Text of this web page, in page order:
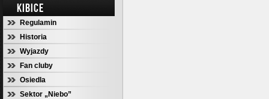
KIBICE
Regulamin
Historia
Wyjazdy
Fan cluby
Osiedla
Sektor „Niebo”